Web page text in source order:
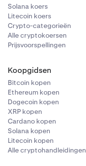
Solana koers
Litecoin koers
Crypto-categorieën
Alle cryptokoersen
Prijsvoorspellingen
Koopgidsen
Bitcoin kopen
Ethereum kopen
Dogecoin kopen
XRP kopen
Cardano kopen
Solana kopen
Litecoin kopen
Alle cryptohandleidingen